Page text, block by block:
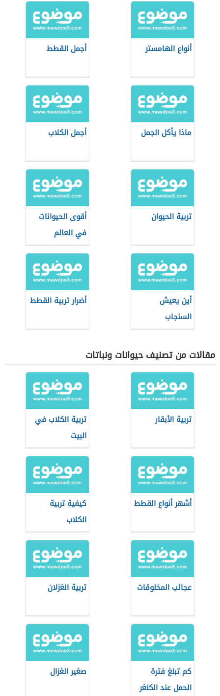
أنواع الهامستر أجمل القطط
ماذا يأكل الجمل أجمل الكلاب
تربية الحيوان
أقوى الحيوانات
في العالم
أين يعيش
السنجاب
أضرار تربية القطط
مقالات من تصنيف حيوانات ونباتات
تربية الأبقار
تربية الكلاب في
البيت
أشهر أنواع القطط
كيفية تربية
الكلاب
عجائب المخلوقات تربية الغزلان
كم تبلغ فترة
الحمل عند الكنغر
صغير الغزال